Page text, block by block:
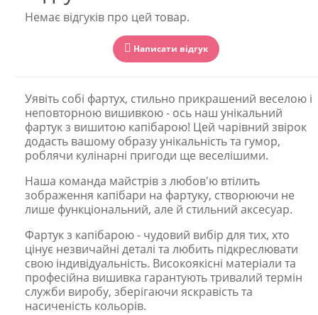
Немає відгуків про цей товар.
Написати відгук
Уявіть собі фартух, стильно прикрашений веселою і
неповторною вишивкою - ось наш унікальний
фартук з вишитою капібарою! Цей чарівний звірок
додасть вашому образу унікальність та гумор,
роблячи кулінарні пригоди ще веселішими.
Наша команда майстрів з любов'ю втілить
зображення капібари на фартуку, створюючи не
лише функціональний, але й стильний аксесуар.
Фартук з капібарою - чудовий вибір для тих, хто
цінує незвичайні деталі та любить підкреслювати
свою індивідуальність. Високоякісні матеріали та
професійна вишивка гарантують тривалий термін
служби виробу, зберігаючи яскравість та
насиченість кольорів.